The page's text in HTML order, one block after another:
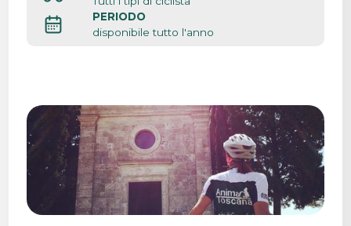
PERIODO
disponibile tutto l'anno